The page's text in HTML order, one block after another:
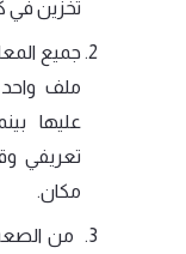
تخزين في
ملف
عليها
تعريفي
مكان.